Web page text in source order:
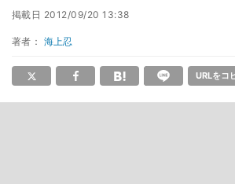
掲載日 2012/09/20 13:38
著者： 海上忍
URLをコ